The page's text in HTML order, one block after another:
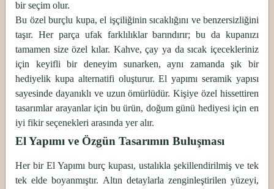
bir seçim olur.
Bu özel burçlu kupa, el işçiliğinin sıcaklığını ve benzersizliğini
taşır. Her parça ufak farklılıklar barındırır; bu da kupanızı
tamamen size özel kılar. Kahve, çay ya da sıcak içecekleriniz
için keyifli bir deneyim sunarken, aynı zamanda şık bir
hediyelik kupa alternatifi oluşturur. El yapımı seramik yapısı
sayesinde dayanıklı ve uzun ömürlüdür. Kişiye özel hissettiren
tasarımlar arayanlar için bu ürün, doğum günü hediyesi için en
iyi fikir seçenekleri arasında yer alır.
El Yapımı ve Özgün Tasarımın Buluşması
Her bir El Yapımı burç kupası, ustalıkla şekillendirilmiş ve tek
tek elde boyanmıştır. Altın detaylarla zenginleştirilen yüzeyi,